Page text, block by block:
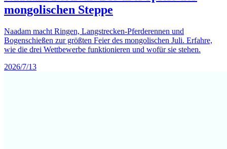
mongolischen Steppe
Naadam macht Ringen, Langstrecken-Pferderennen und
Bogenschießen zur größten Feier des mongolischen Juli. Erfahre,
wie die drei Wettbewerbe funktionieren und wofür sie stehen.
2026/7/13